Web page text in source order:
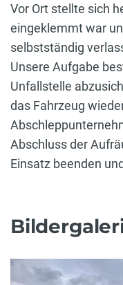
Vor Ort stellte sich
eingeklemmt war
selbstständig
Unsere Aufgabe
Unfallstelle
das Fahrzeug
Abschluss der
Einsatz beenden